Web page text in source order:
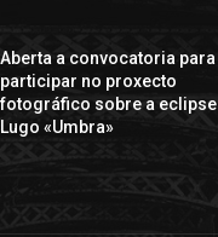
Aberta a convocatoria para
participar no proxecto
fotográfico sobre a eclipse
Lugo «Umbra»